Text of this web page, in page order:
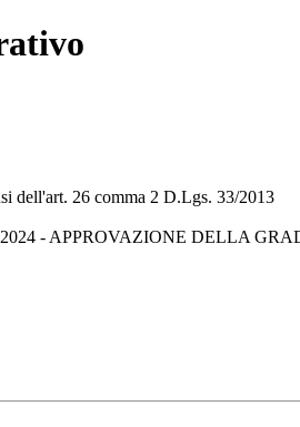
dell'art. 26 comma 2 D.Lgs. 33/2013
- APPROVAZIONE DELLA